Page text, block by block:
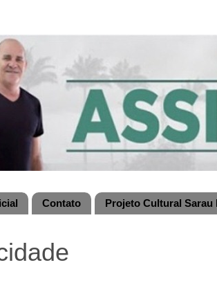
Contato Projeto Cultural